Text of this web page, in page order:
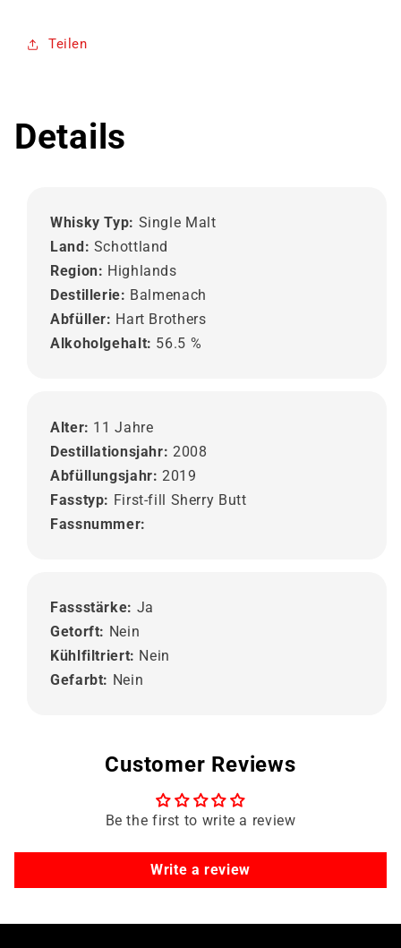
Teilen
Details
Whisky Typ: Single Malt
Land: Schottland
Region: Highlands
Destillerie: Balmenach
Abfüller: Hart Brothers
Alkoholgehalt: 56.5 %
Alter: 11 Jahre
Destillationsjahr: 2008
Abfüllungsjahr:2019
Fasstyp: First-fill Sherry Butt
Fassnummer:
Fassstärke: Ja
Getorft: Nein
Kühlfiltriert: Nein
Gefarbt: Nein
Customer Reviews
Be the first to write a review
Write a review